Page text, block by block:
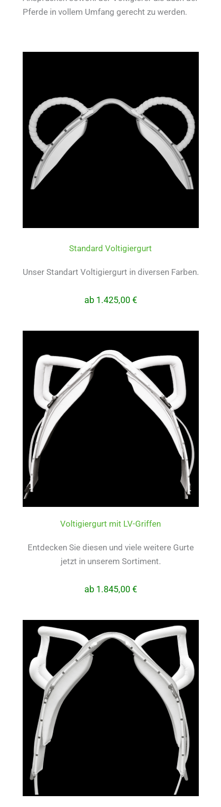
Pferde in vollem Umfang gerecht zu werden.
Standard Voltigiergurt
Unser Standart Voltigiergurt in diversen Farben.
ab 1.425,00 €
Voltigiergurt mit LV-Griffen
Entdecken Sie diesen und viele weitere Gurte
jetzt in unserem Sortiment.
ab 1.845,00 €